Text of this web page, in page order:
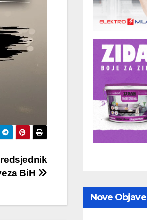
BiH
Nove Objave